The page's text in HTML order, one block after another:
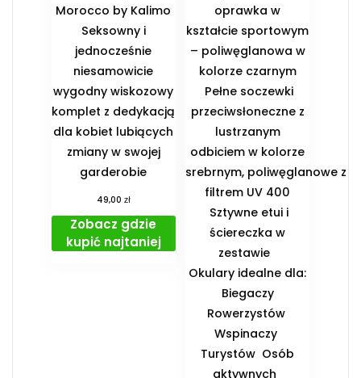
Morocco by Kalimo
Seksowny i
jednocześnie
niesamowicie
wygodny wiskozowy
komplet z dedykacją
dla kobiet lubiących
zmiany w swojej
garderobie
49,00 zł
Zobacz gdzie
kupić najtaniej
oprawka w
kształcie sportowym
– poliwęglanowa w
kolorze czarnym
Pełne soczewki
przeciwsłoneczne z
lustrzanym
odbiciem w kolorze
srebrnym, poliwęglanowe z
filtrem UV 400
Sztywne etui i
ściereczka w
zestawie
️Okulary idealne dla:
️ Biegaczy ️
Rowerzystów ️
Wspinaczy ️
Turystów ️ Osób
aktywnych